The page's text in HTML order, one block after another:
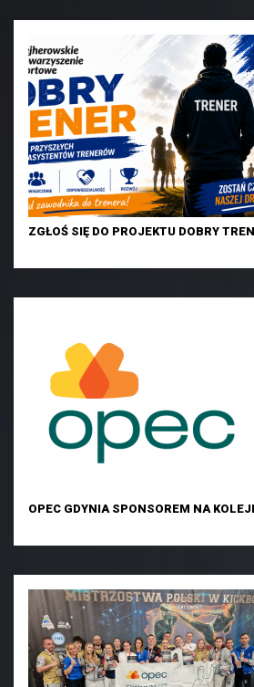
ZGŁOŚ SIĘ DO PROJEKTU DOBRY
OPEC GDYNIA SPONSOREM NA